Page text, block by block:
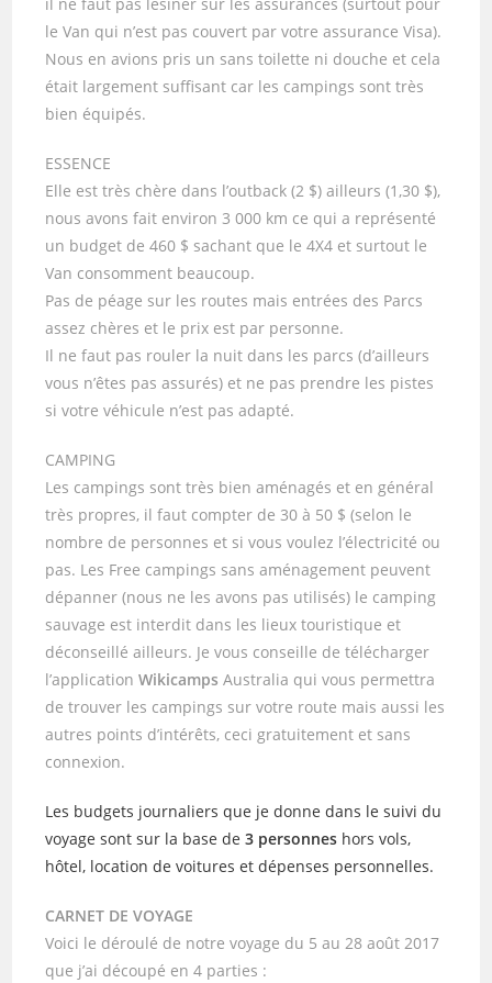
le Van qui n’est pas couvert par votre assurance Visa).
Nous en avions pris un sans toilette ni douche et cela
était largement suffisant car les campings sont très
bien équipés.
ESSENCE
Elle est très chère dans l’outback (2 $) ailleurs (1,30 $),
nous avons fait environ 3 000 km ce qui a représenté
un budget de 460 $ sachant que le 4X4 et surtout le
Van consomment beaucoup.
Pas de péage sur les routes mais entrées des Parcs
assez chères et le prix est par personne.
Il ne faut pas rouler la nuit dans les parcs (d’ailleurs
vous n’êtes pas assurés) et ne pas prendre les pistes
si votre véhicule n’est pas adapté.
CAMPING
Les campings sont très bien aménagés et en général
très propres, il faut compter de 30 à 50 $ (selon le
nombre de personnes et si vous voulez l’électricité ou
pas. Les Free campings sans aménagement peuvent
dépanner (nous ne les avons pas utilisés) le camping
sauvage est interdit dans les lieux touristique et
déconseillé ailleurs. Je vous conseille de télécharger
l’applicationWikicamps Australia qui vous permettra
de trouver les campings sur votre route mais aussi les
autres points d’intérêts, ceci gratuitement et sans
connexion.
Les budgets journaliers que je donne dans le suivi du
voyage sont sur la base de3 personnes hors vols,
hôtel, location de voitures et dépenses personnelles.
CARNET DE VOYAGE
Voici le déroulé de notre voyage du 5 au 28 août 2017
que j’ai découpé en 4 parties :